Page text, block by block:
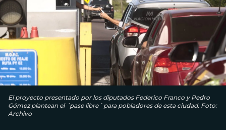
El proyecto presentado por los diputados Federico Franco y Pedro
Gómez plantean el ´pase libre´ para pobladores de esta ciudad. Foto:
Archivo